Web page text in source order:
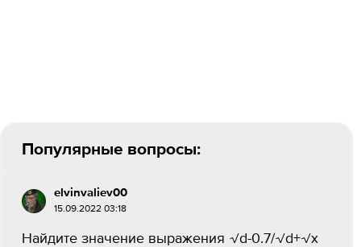
Популярные вопросы:
elvinvaliev00
15.09.2022 03:18
Найдите значение выражения √d-0.7/√d+√х